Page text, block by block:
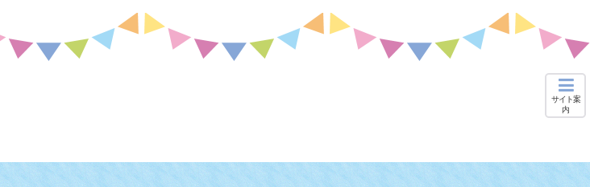
サイト案
内